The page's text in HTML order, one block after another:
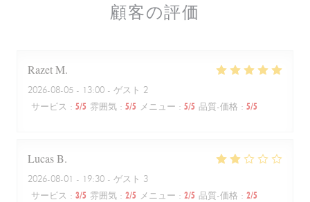
顧客の評価
RazetM
2026-08-05 - 13:00 - ゲスト 2
サービス : 5/5 雰囲気 : 5/5 メニュー : 5/5 品質-価格 : 5/5
LucasB
2026-08-01 - 19:30 - ゲスト 3
サービス : 3/5 雰囲気 : 2/5 メニュー : 2/5 品質-価格 : 2/5